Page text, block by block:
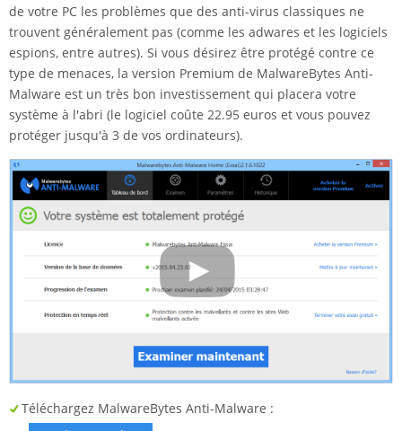
de votre PC les problèmes que des anti-virus classiques ne
trouvent généralement pas (comme les adwares et les logiciels
espions, entre autres). Si vous désirez être protégé contre ce
type de menaces, la version Premium de MalwareBytes Anti-
Malware est un très bon investissement qui placera votre
système à l'abri (le logiciel coûte 22.95 euros et vous pouvez
protéger jusqu'à 3 de vos ordinateurs).
Téléchargez MalwareBytes Anti-Malware :